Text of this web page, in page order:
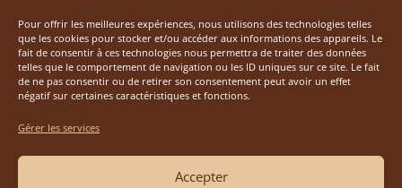
Pour offrir les meilleures expériences, nous utilisons des technologies telles
que les cookies pour stocker et/ou accéder aux informations des appareils. Le
fait de consentir à ces technologies nous permettra de traiter des données
telles que le comportement de navigation ou les ID uniques sur ce site. Le fait
de ne pas consentir ou de retirer son consentement peut avoir un effet
négatif sur certaines caractéristiques et fonctions.
Gérer les services
Accepter